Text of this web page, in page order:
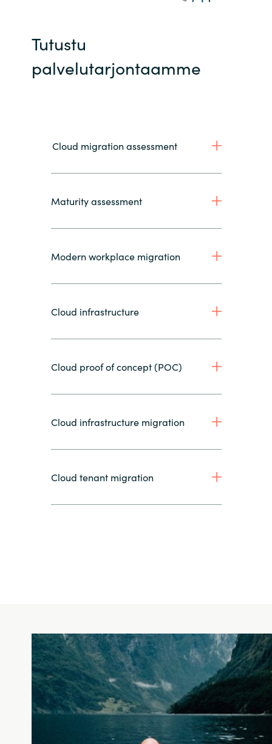
Tutustu
palvelutarjontaamme
Cloud migration assessment
Maturity assessment
Modern workplace migration
Cloud infrastructure
Cloud proof of concept (POC)
Cloud infrastructure migration
Cloud tenant migration